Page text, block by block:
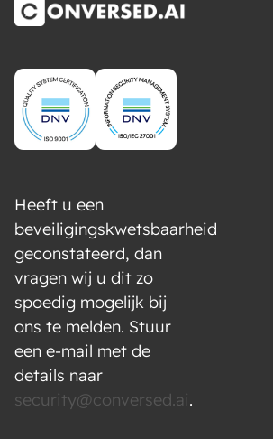
Heeft u een
beveiligingskwetsbaarheid
geconstateerd, dan
vragen wij u dit zo
spoedig mogelijk bij
ons te melden. Stuur
een e-mail met de
details naar
security@conversed.ai.